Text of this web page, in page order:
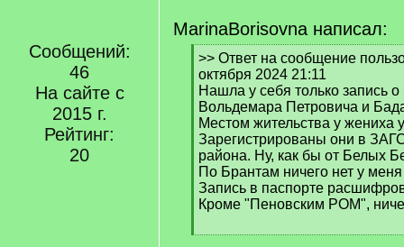
Сообщений:
46
На сайте с
2015 г.
Рейтинг:
20
MarinaBorisovna написал:
[
q
]
>> Ответ на сообщение
октября 2024 21:11
Нашла у себя только запись
Вольдемара Петровича и
Местом жительства у жениха
Зарегистрированы они в
района. Ну, как бы от Белых
По Брантам ничего нет у меня
Запись в паспорте
Кроме "Пеновским РОМ",
[